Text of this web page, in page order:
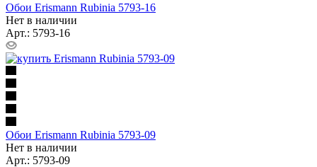
Обои Erismann Rubinia 5793-16
Нет в наличии
Арт.: 5793-16
Обои Erismann Rubinia 5793-09
Нет в наличии
Арт.: 5793-09